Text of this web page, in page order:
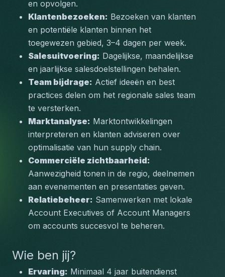
en opvolgen.
Klantenbezoeken: Bezoeken van klanten
en potentiële klanten binnen het
toegewezen gebied, 3–4 dagen per week.
Salesuitvoering: Dagelijkse, maandelijkse
en jaarlijkse salesdoelstellingen behalen.
Team bijdrage: Actief ideeën en best
practices delen om het regionale sales team
te versterken.
Marktanalyse: Marktontwikkelingen
interpreteren en klanten adviseren over
optimalisatie van hun supply chain.
Commerciële zichtbaarheid:
Aanwezigheid tonen in de regio, deelnemen
aan evenementen en presentaties geven.
Relatiebeheer: Samenwerken met lokale
Account Executives of Account Managers
om accounts succesvol te beheren.
Wie ben jij?
Ervaring: Minimaal 4 jaar buitendienst